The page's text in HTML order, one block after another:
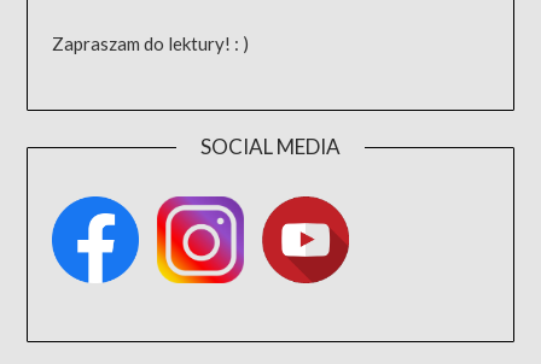
Zapraszam do lektury! : )
SOCIAL MEDIA